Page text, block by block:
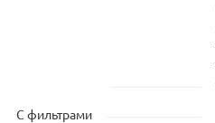
С фильтрами